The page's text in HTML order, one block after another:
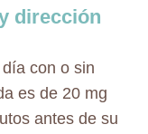
dirección
con o sin
es de 20 mg
antes de su